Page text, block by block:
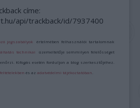
címe:
api/trackback/id/7937400
jogszabályok értelmében felhasználói tartalomnak
technikai üzemeltetője semmilyen felelősséget
Kifogás esetén forduljon a blog szerkesztőjéhez.
és azadatvédelmi tájékoztatóban